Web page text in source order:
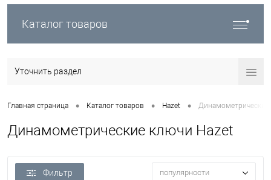
Каталог товаров
Уточнить раздел
Главная страница • Каталог товаров • Hazet • Динамометрические
Динамометрические ключи Hazet
Фильтр популярности